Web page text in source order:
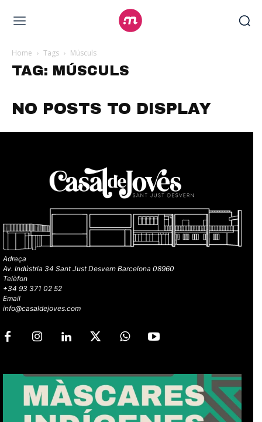
Home Tags Músculs
TAG: MÚSCULS
NO POSTS TO DISPLAY
Adreça
Av. Indústria 34 Sant Just Desvern Barcelona 08960
Telèfon
+34 93 371 02 52
Email
info@casaldejoves.com